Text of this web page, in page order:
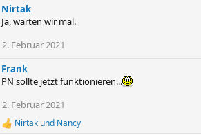
e
a
k
i
n
e
Nirtak
Ja, warten wir mal.
2. Februar 2021
Frank
PN sollte jetzt funktionieren...
2. Februar 2021
R
Nirtak und Nancy